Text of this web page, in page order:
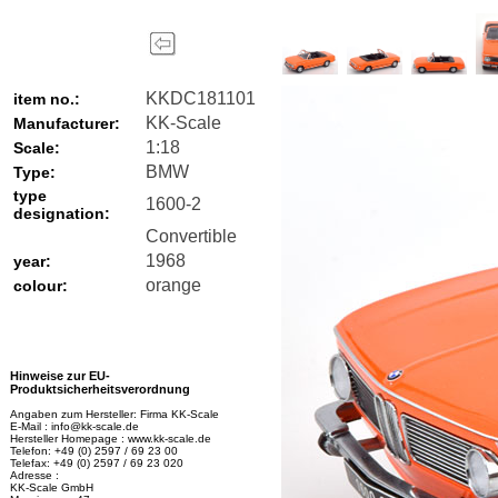
item no.: KKDC181101
Manufacturer: KK-Scale
Scale: 1:18
Type: BMW
type
designation:
1600-2
Convertible
year: 1968
colour: orange
Hinweise zur EU-
Produktsicherheitsverordnung
Angaben zum Hersteller: Firma KK-Scale
E-Mail : info@kk-scale.de
Hersteller Homepage : www.kk-scale.de
Telefon: +49 (0) 2597 / 69 23 00
Telefax: +49 (0) 2597 / 69 23 020
Adresse :
KK-Scale GmbH